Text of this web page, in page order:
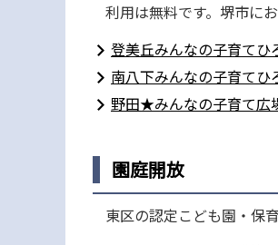
利用は無料です。堺市に
登美丘みんなの子育てひ
南八下みんなの子育て
野田★みんなの子育て広
園庭開放
東区の認定こども園・保